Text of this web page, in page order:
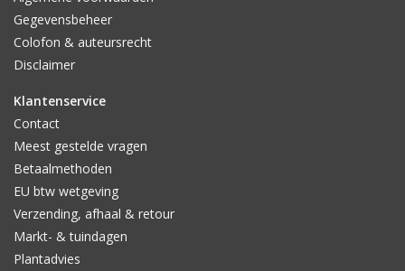
Gegevensbeheer
Colofon & auteursrecht
Disclaimer
Klantenservice
Contact
Meest gestelde vragen
Betaalmethoden
EU btw wetgeving
Verzending, afhaal & retour
Markt- & tuindagen
Plantadvies